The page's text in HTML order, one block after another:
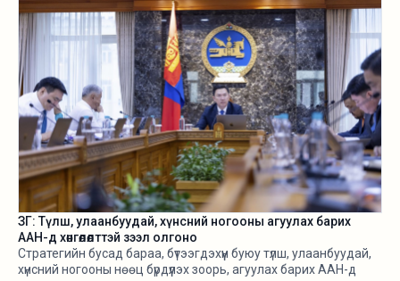
ЗГ: Түлш, улаанбуудай, хүнсний ногооны агуулах барих
ААН-д хөнгөлөлттэй зээл олгоно
Стратегийн бусад бараа, бүтээгдэхүүн буюу түлш, улаанбуудай,
хүнсний ногооны нөөц бүрдүүлэх зоорь, агуулах барих ААН-д